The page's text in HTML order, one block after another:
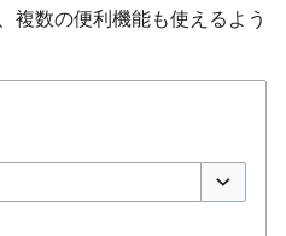
複数の便利機能も使えるよう